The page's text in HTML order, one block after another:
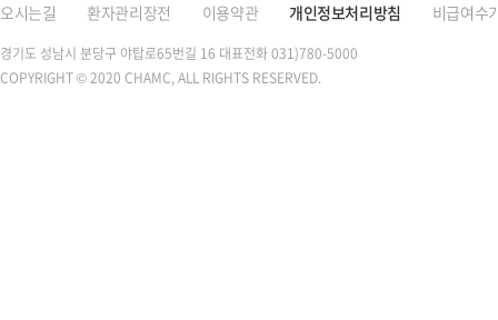
오시는길 환자관리장전 이용약관 개인정보처리방침 비급여수
경기도 성남시 분당구 야탑로65번길 16 대표전화 031)780-5000
COPYRIGHT © 2020 CHAMC, ALL RIGHTS RESERVED.